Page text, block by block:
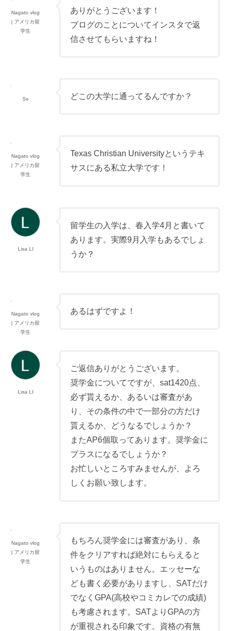
Nagato vlog
| アメリカ留
学生
ありがとうございます！
ブログのことについてインスタで返
信させてもらいますね！
Ss どこの大学に通ってるんですか？
Nagato vlog
| アメリカ留
学生
Texas Christian Universityというテキ
サスにある私立大学です！
Lisa LI
留学生の入学は、春入学4月と書いて
あります。実際9月入学もあるでしょ
うか？
Nagato vlog
| アメリカ留
学生
あるはずですよ！
Lisa LI
ご返信ありがとうございます。
奨学金についてですが、sat1420点、
必ず貰えるか、あるいは審査があ
り、その条件の中で一部分の方だけ
貰えるか、どうなるでしょうか？
またAP6個取ってあります。奨学金に
プラスになるでしょうか？
お忙しいところすみませんが、よろ
しくお願い致します。
Nagato vlog
| アメリカ留
学生
もちろん奨学金には審査があり、条
件をクリアすれば絶対にもらえると
いうものはありません。エッセーな
ども書く必要がありますし、SATだけ
でなくGPA(高校やコミカレでの成績)
も考慮されます。SATよりGPAの方
が重視される印象です。資格の有無